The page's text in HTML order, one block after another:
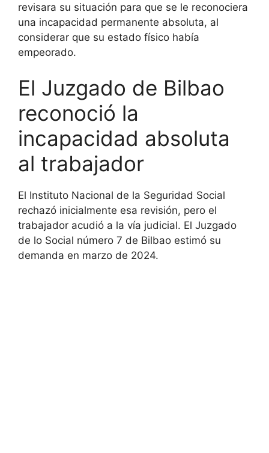
revisara su situación para que se le reconociera
una incapacidad permanente absoluta, al
considerar que su estado físico había
empeorado.
El Juzgado de Bilbao
reconoció la
incapacidad absoluta
al trabajador
El Instituto Nacional de la Seguridad Social
rechazó inicialmente esa revisión, pero el
trabajador acudió a la vía judicial. El Juzgado
de lo Social número 7 de Bilbao estimó su
demanda en marzo de 2024.